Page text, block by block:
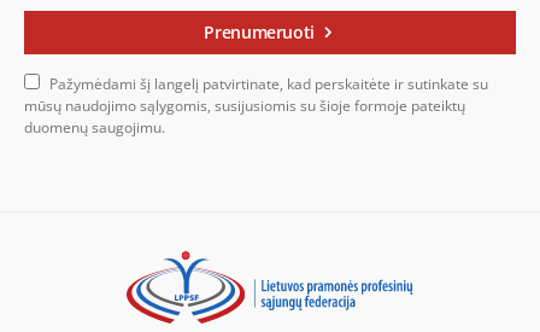
Prenumeruoti
Pažymėdami šį langelį patvirtinate, kad perskaitėte ir sutinkate su
mūsų naudojimo sąlygomis, susijusiomis su šioje formoje pateiktų
duomenų saugojimu.